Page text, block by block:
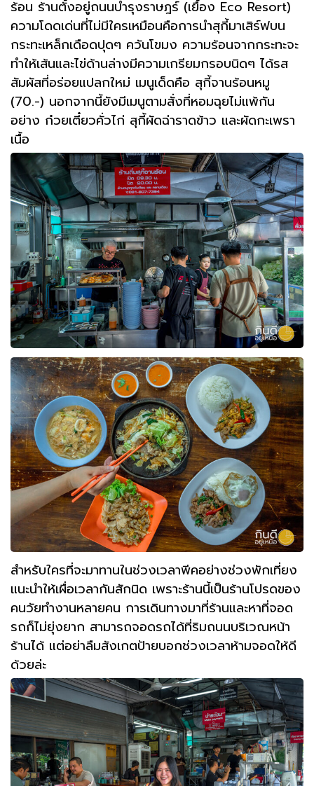
ร้อน ร้านตั้งอยู่ถนนบำรุงราษฎร์ (เยื้อง Eco Resort)
ความโดดเด่นที่ไม่มีใครเหมือนคือการนำสุกี้มาเสิร์ฟบน
กระทะเหล็กเดือดปุดๆ ควันโขมง ความร้อนจากกระทะจะ
ทำให้เส้นและไข่ด้านล่างมีความเกรียมกรอบนิดๆ ได้รส
สัมผัสที่อร่อยแปลกใหม่ เมนูเด็ดคือ สุกี้จานร้อนหมู
(70.-) นอกจากนี้ยังมีเมนูตามสั่งที่หอมฉุยไม่แพ้กัน
อย่าง ก๋วยเตี๋ยวคั่วไก่ สุกี้ผัดฉ่าราดข้าว และผัดกะเพรา
เนื้อ
สำหรับใครที่จะมาทานในช่วงเวลาพีคอย่างช่วงพักเที่ยง
แนะนำให้เผื่อเวลากันสักนิด เพราะร้านนี้เป็นร้านโปรดของ
คนวัยทำงานหลายคน การเดินทางมาที่ร้านและหาที่จอด
รถก็ไม่ยุ่งยาก สามารถจอดรถได้ที่ริมถนนบริเวณหน้า
ร้านได้ แต่อย่าลืมสังเกตป้ายบอกช่วงเวลาห้ามจอดให้ดี
ด้วยล่ะ